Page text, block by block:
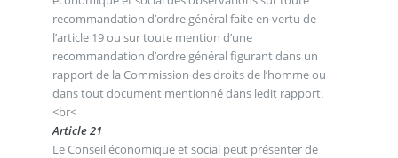
recommandation d’ordre général faite en vertu de
l’article 19 ou sur toute mention d’une
recommandation d’ordre général figurant dans un
rapport de la Commission des droits de l’homme ou
dans tout document mentionné dans ledit rapport.
<br<
Article 21
Le Conseil économique et social peut présenter de